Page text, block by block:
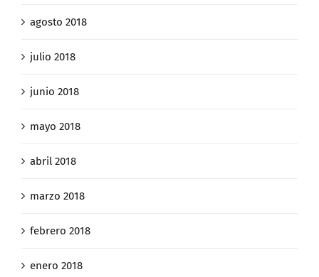
agosto 2018
julio 2018
junio 2018
mayo 2018
abril 2018
marzo 2018
febrero 2018
enero 2018